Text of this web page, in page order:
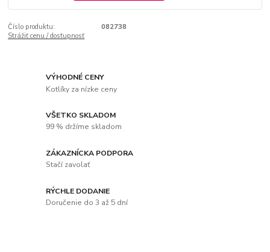
Číslo produktu:
082738
Strážiť cenu / dostupnosť
VÝHODNÉ CENY
Kotlíky za nízke ceny
VŠETKO SKLADOM
99 % držíme skladom
ZÁKAZNÍCKA PODPORA
Stačí zavolať
RÝCHLE DODANIE
Doručenie do 3 až 5 dní